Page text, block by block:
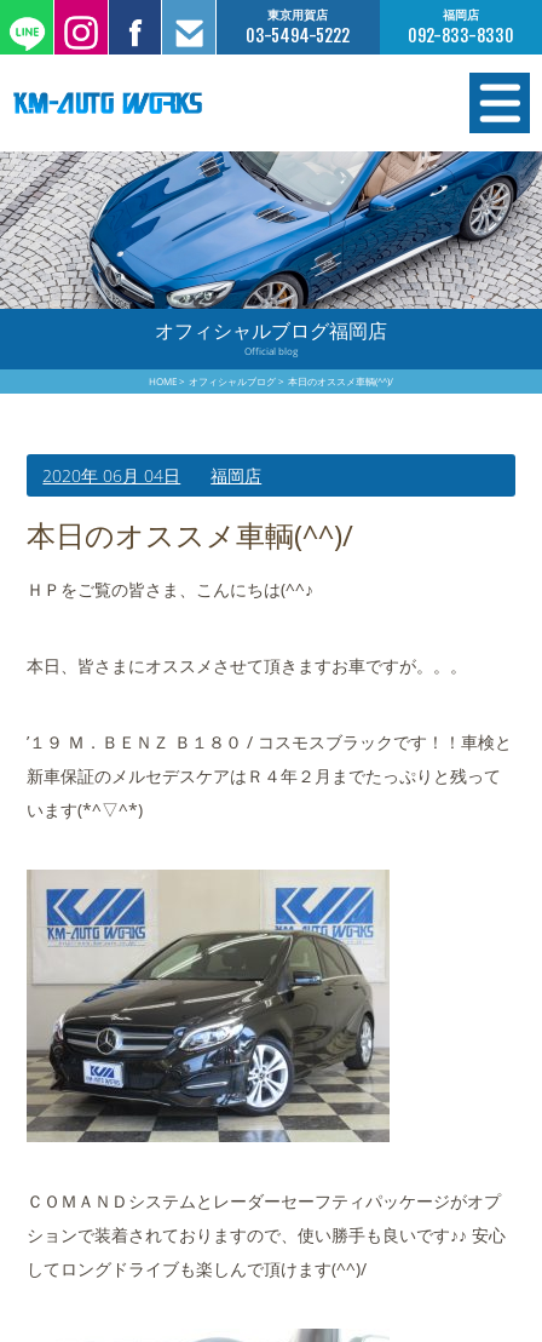
東京用賀店
03-5494-5222
福岡店
092-833-8330
在庫情報
オーダー販売
工場サービス
保証について
買取査定のご案内
店舗案内
会社概要
オフィシャルブログ福岡店
Official blog
HOME オフィシャルブログ 本日のオススメ車輌(^^)/
2020年 06月 04日 福岡店
本日のオススメ車輌(^^)/
ＨＰをご覧の皆さま、こんにちは(^^♪
本日、皆さまにオススメさせて頂きますお車ですが。。。
’１９ Ｍ．ＢＥＮＺ Ｂ１８０ / コスモスブラックです！！車検と
新車保証のメルセデスケアはＲ４年２月までたっぷりと残って
います(*^▽^*)
ＣＯＭＡＮＤシステムとレーダーセーフティパッケージがオプ
ションで装着されておりますので、使い勝手も良いです♪♪ 安心
してロングドライブも楽しんで頂けます(^^)/